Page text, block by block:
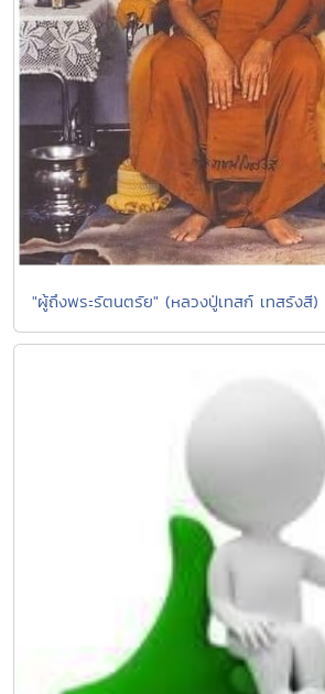
"ผู้ถึงพระรัตนตรัย" (หลวงปู่เทสก์ เทสรังสี)